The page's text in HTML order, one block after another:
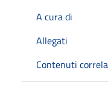
A cura di
Allegati
Contenuti